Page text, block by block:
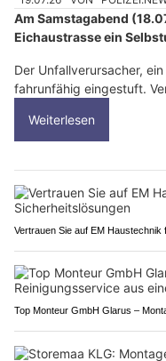
Am Samstagabend
Eichaustrasse ein
Der Unfallverursacher,
fahrunfähig eingestuft.
Weiterlesen
Vertrauen Sie auf EM
Top Monteur GmbH Glarus –